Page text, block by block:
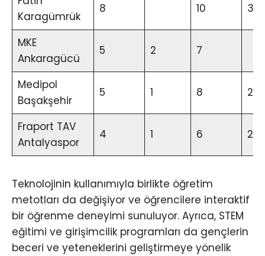
Karagümrük
8 10 3
MKE
Ankaragücü
5 2 7
Medipol
Başakşehir
5 1 8 2
Fraport TAV
Antalyaspor
4 1 6 2
Teknolojinin kullanımıyla birlikte öğretim
metotları da değişiyor ve öğrencilere interaktif
bir öğrenme deneyimi sunuluyor. Ayrıca, STEM
eğitimi ve girişimcilik programları da gençlerin
beceri ve yeteneklerini geliştirmeye yönelik